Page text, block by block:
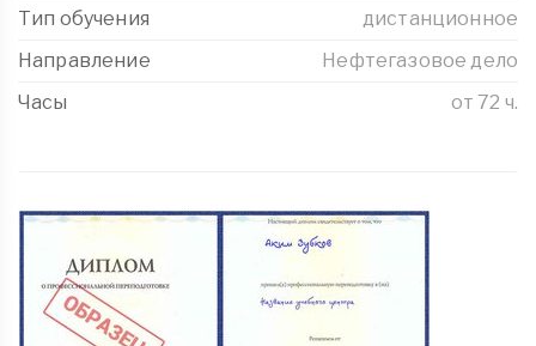
Тип обучения
дистанционное
Направление
Нефтегазовое дело
Часы
от 72 ч.